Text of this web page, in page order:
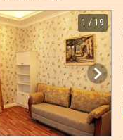
1 / 19